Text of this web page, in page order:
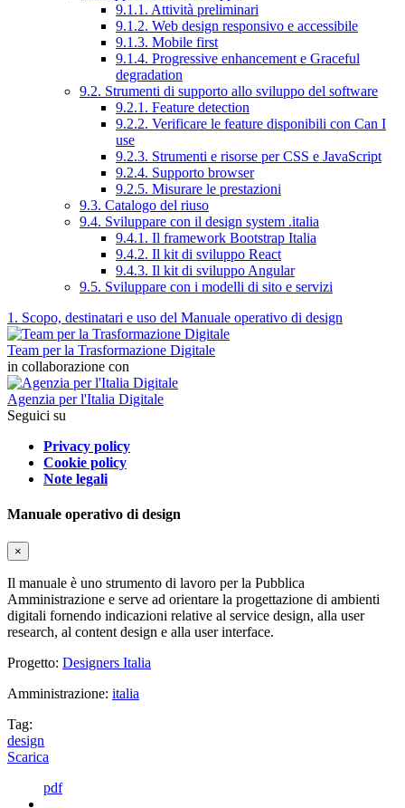
9.1.1. Attività preliminari
9.1.2. Web design responsivo e accessibile
9.1.3. Mobile first
9.1.4. Progressive enhancement e Graceful
degradation
9.2. Strumenti di supporto allo sviluppo del software
9.2.1. Feature detection
9.2.2. Verificare le feature disponibili con Can I
use
9.2.3. Strumenti e risorse per CSS e JavaScript
9.2.4. Supporto browser
9.2.5. Misurare le prestazioni
9.3. Catalogo del riuso
9.4. Sviluppare con il design system .italia
9.4.1. Il framework Bootstrap Italia
9.4.2. Il kit di sviluppo React
9.4.3. Il kit di sviluppo Angular
9.5. Sviluppare con i modelli di sito e servizi
1. Scopo, destinatari e uso del Manuale operativo di design
Team per la Trasformazione Digitale
in collaborazione con
Agenzia per l'Italia Digitale
Seguici su
Privacy policy
Cookie policy
Note legali
Manuale operativo di design
×
Il manuale è uno strumento di lavoro per la Pubblica
Amministrazione e serve ad orientare la progettazione di ambienti
digitali fornendo indicazioni relative al service design, alla user
research, al content design e alla user interface.
Progetto: Designers Italia
Amministrazione: italia
Tag:
design
Scarica
pdf